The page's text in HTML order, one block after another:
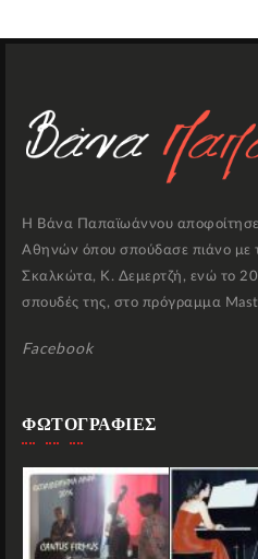
Η Βάνα Παπαϊωάννου
Αθηνών όπου σπούδασε πιάνο με
Σκαλκώτα, Κ. Δεμερτζή, ενώ το
σπουδές της, στο πρόγραμμα
Facebook
ΦΩΤΟΓΡΑΦΙΕΣ